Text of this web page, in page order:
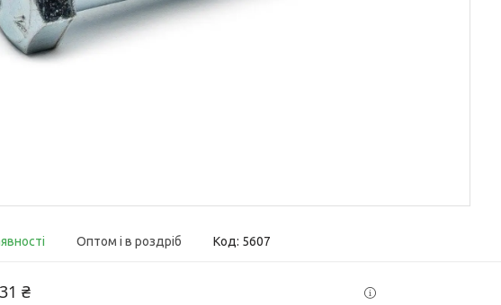
Оптом і в роздріб Код: 5607
₴